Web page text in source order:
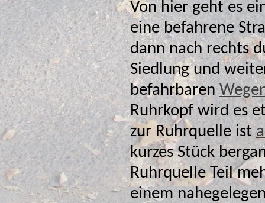
Von hier geht es
eine befahrene
dann nach rechts durch eine kleine
Siedlung und
befahrbaren
Ruhrkopf wird es
zur Ruhrquelle ist
kurzes Stück
Ruhrquelle Teil mehrerer Wanderwege
einem